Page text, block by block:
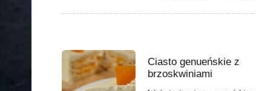
Ciasto genueńskie z
brzoskwiniami